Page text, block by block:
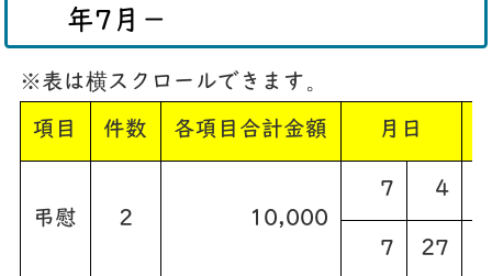
年7月－
※表は横スクロールできます。
項目 件数 各項目合計金額 月日
弔慰 2 10,000
7 4
7 27